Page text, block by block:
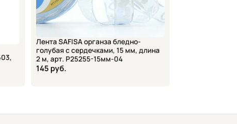
Лента SAFISA органза бледно-
голубая с сердечками, 15 мм, длина
2 м, арт. P25255-15мм-04
145 руб.